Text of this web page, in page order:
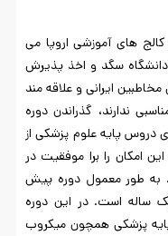
های آموزشی اروپا می
دانشگاه سگد و اخذ پذیرش
ایرانی و علاقه مند
ندارند، گذراندن دوره
دروس پایه علوم پزشکی از
امکان را برا موفقیت در
به طور معمول دوره پیش
دوره 9 ماه الی یک ساله است. در این دوره
پزشکی همچون میکروب